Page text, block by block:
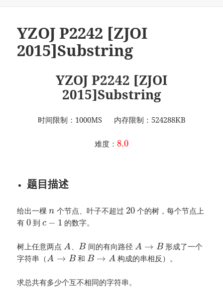
YZOJ P2242 [ZJOI
2015]Substring
YZOJ P2242 [ZJOI
2015]Substring
时间限制：1000MS 内存限制：524288KB
难度： 8.0
题目描述
给出一棵n 个节点、叶子不超过 20 个的树，每个节点上
有0 到c − 1 的数字。
树上任意两点A、 B 间的有向路径 A → B形成了一个
字符串（A → B和 B → A 构成的串相反）。
求总共有多少个互不相同的字符串。